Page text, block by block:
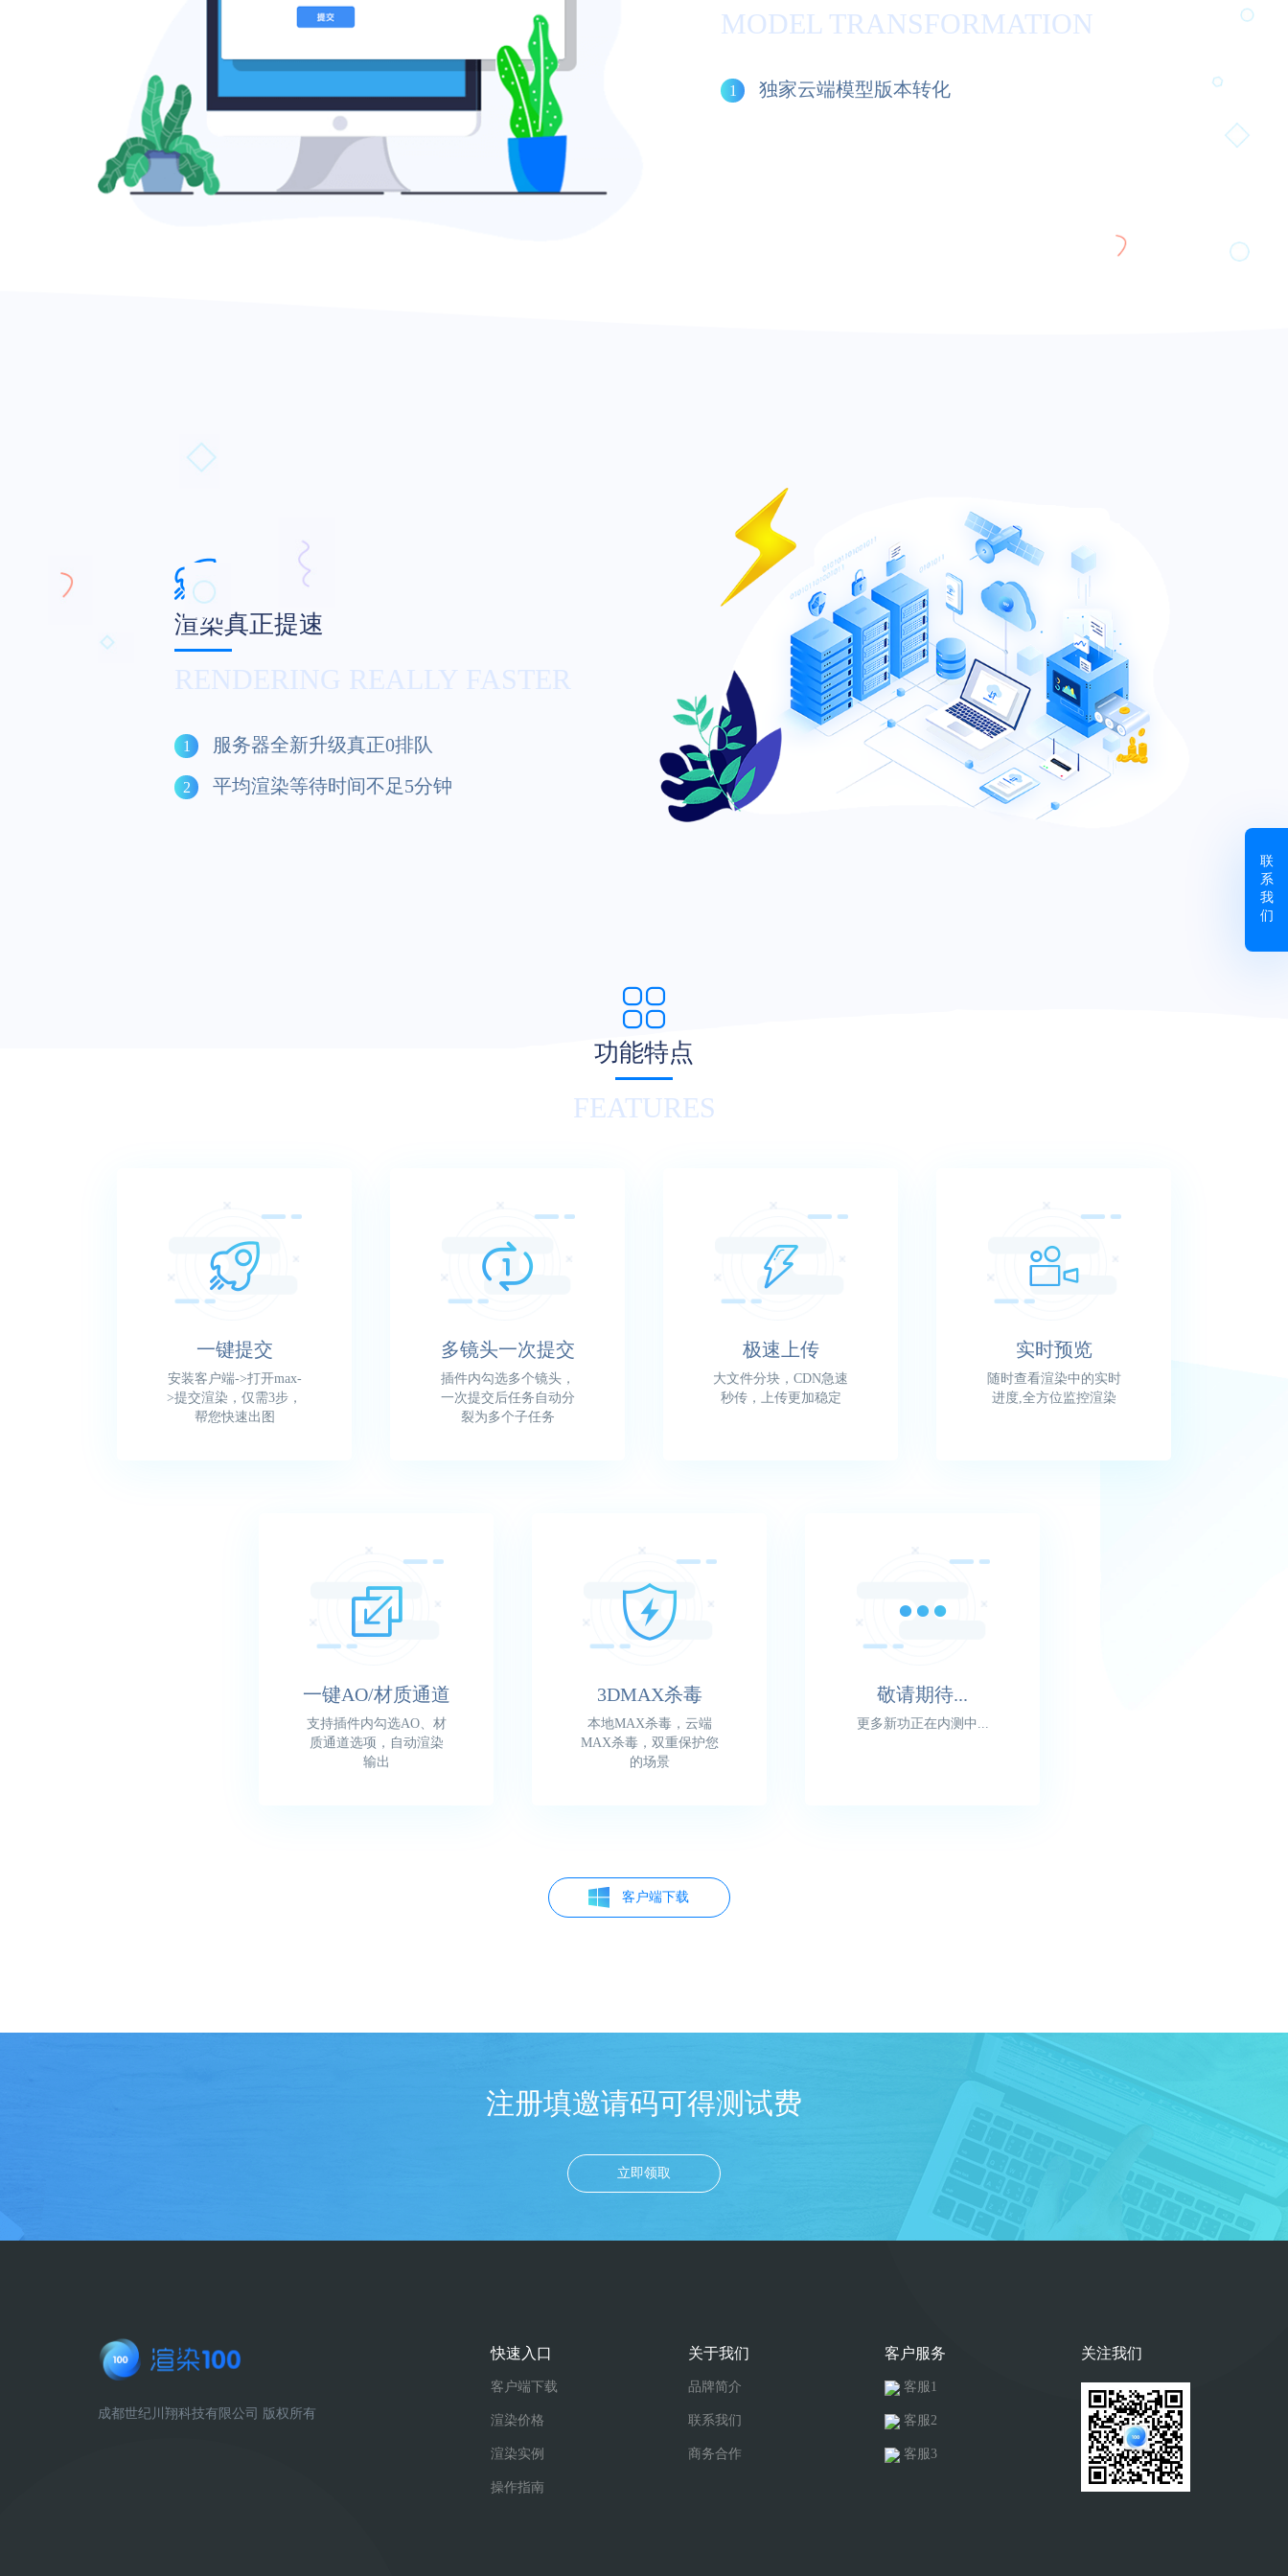
MODEL TRANSFORMATION
1 独家云端模型版本转化
渲染真正提速
RENDERING REALLY FASTER
1 服务器全新升级真正0排队
2 平均渲染等待时间不足5分钟
功能特点
FEATURES
一键提交
安装客户端->打开max-
>提交渲染，仅需3步，
帮您快速出图
多镜头一次提交
插件内勾选多个镜头，
一次提交后任务自动分
裂为多个子任务
极速上传
大文件分块，CDN急速
秒传，上传更加稳定
实时预览
随时查看渲染中的实时
进度,全方位监控渲染
一键AO/材质通道
支持插件内勾选AO、材
质通道选项，自动渲染
输出
3DMAX杀毒
本地MAX杀毒，云端
MAX杀毒，双重保护您
的场景
敬请期待...
更多新功正在内测中...
客户端下载
注册填邀请码可得测试费
立即领取
成都世纪川翔科技有限公司 版权所有
快速入口
客户端下载
渲染价格
渲染实例
操作指南
关于我们
品牌简介
联系我们
商务合作
客户服务
客服1
客服2
客服3
关注我们
联
系
我
们